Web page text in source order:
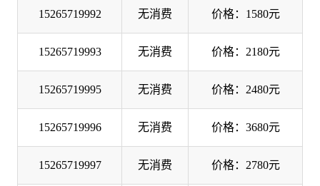
15265719992 无消费 价格：1580元
15265719993 无消费 价格：2180元
15265719995 无消费 价格：2480元
15265719996 无消费 价格：3680元
15265719997 无消费 价格：2780元